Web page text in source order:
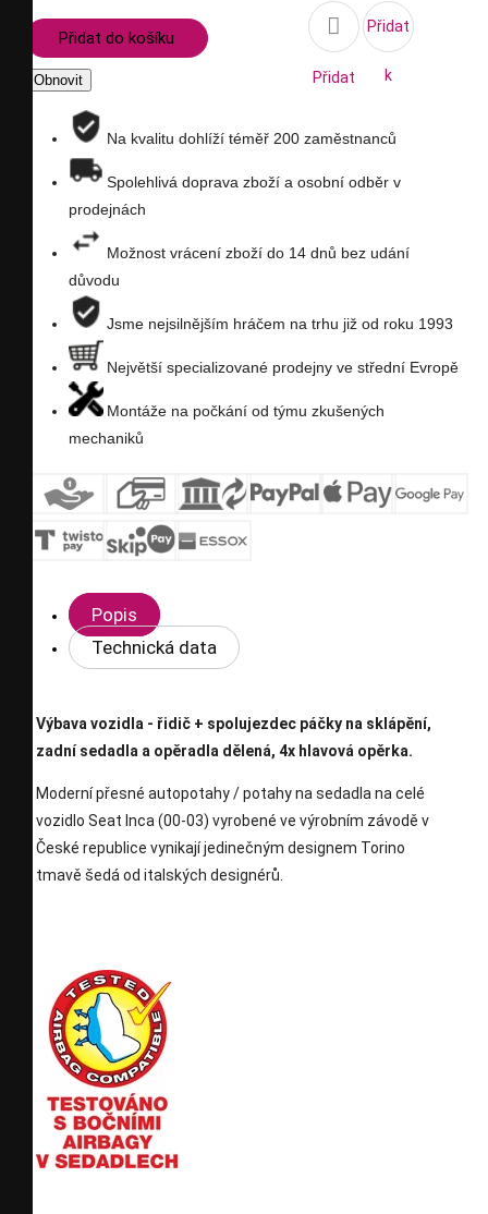
Přidat do košíku 
Přidat
seznam
Přidat
k
Na kvalitu dohlíží téměř 200 zaměstnanců
Spolehlivá doprava zboží a osobní odběr v
prodejnách
Možnost vrácení zboží do 14 dnů bez udání
důvodu
Jsme nejsilnějším hráčem na trhu již od roku 1993
Největší specializované prodejny ve střední Evropě
Montáže na počkání od týmu zkušených
mechaniků
Popis
Technická data
Výbava vozidla - řidič + spolujezdec páčky na sklápění,
zadní sedadla a opěradla dělená, 4x hlavová opěrka.
Moderní přesné autopotahy / potahy na sedadla na celé
vozidlo Seat Inca (00-03) vyrobené ve výrobním závodě v
České republice vynikají jedinečným designem Torino
tmavě šedá od italských designérů.